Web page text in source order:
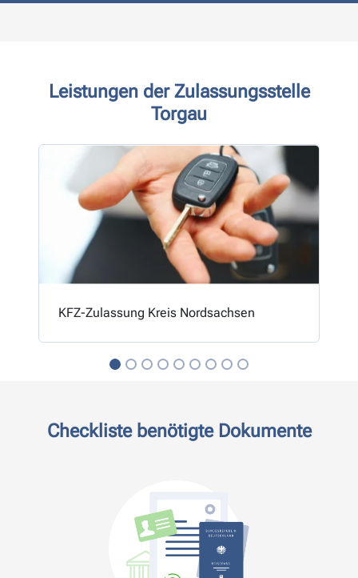
Leistungen der Zulassungsstelle
Torgau
KFZ-Zulassung Kreis Nordsachsen
Checkliste benötigte Dokumente